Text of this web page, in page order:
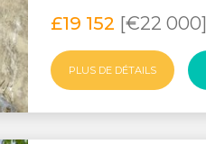
£19 152 [€22 000]
PLUS DE DÉTAILS